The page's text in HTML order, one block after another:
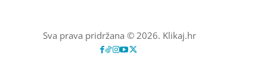
Sva prava pridržana © 2026. Klikaj.hr